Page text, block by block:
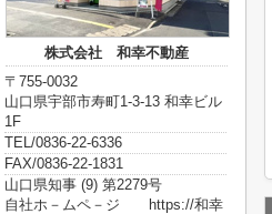
株式会社 和幸不動産
〒755-0032
山口県宇部市寿町1-3-13 和幸ビル
1F
TEL/0836-22-6336
FAX/0836-22-1831
山口県知事 (9) 第2279号
自社ホ－ムペ－ジ https://和幸